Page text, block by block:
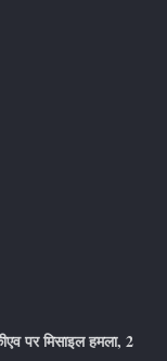
पर मिसाइल हमला, 2